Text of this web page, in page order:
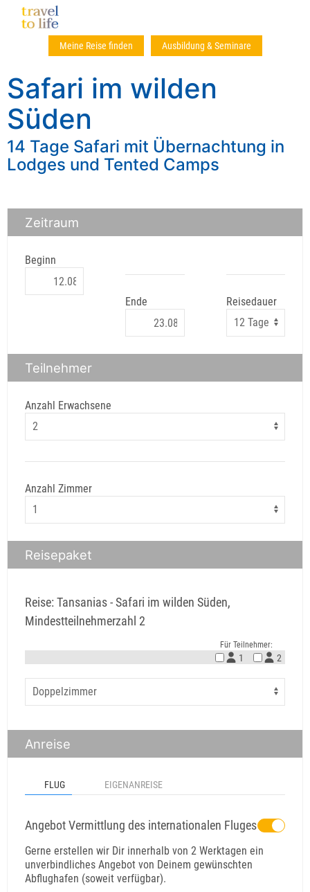
Meine Reise finden Ausbildung & Seminare
Safari im wilden
Süden
14 Tage Safari mit Übernachtung in
Lodges und Tented Camps
Zeitraum
Beginn
Ende Reisedauer
Teilnehmer
Anzahl Erwachsene
Anzahl Zimmer
Reisepaket
Reise: Tansanias - Safari im wilden Süden,
Mindestteilnehmerzahl 2
Für Teilnehmer:
1 2
Anreise
FLUG EIGENANREISE
Angebot Vermittlung des internationalen Fluges
Gerne erstellen wir Dir innerhalb von 2 Werktagen ein
unverbindliches Angebot von Deinem gewünschten
Abflughafen (soweit verfügbar).